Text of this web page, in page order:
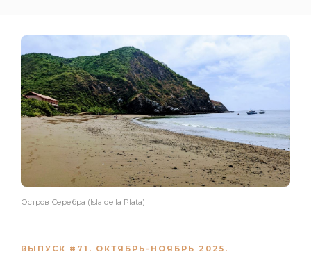
Остров Серебра (Isla de la Plata)
ВЫПУСК #71. ОКТЯБРЬ-НОЯБРЬ 2025.